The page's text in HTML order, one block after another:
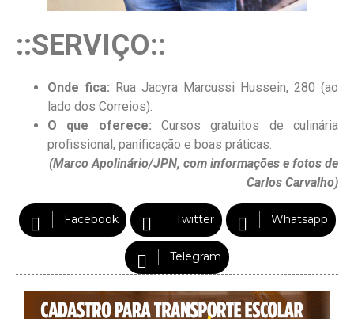
::SERVIÇO::
Onde fica: Rua Jacyra Marcussi Hussein, 280 (ao
lado dos Correios).
O que oferece: Cursos gratuitos de culinária
profissional, panificação e boas práticas.
(Marco Apolinário/JPN, com informações e fotos de
Carlos Carvalho)
Facebook Twitter Whatsapp
Telegram